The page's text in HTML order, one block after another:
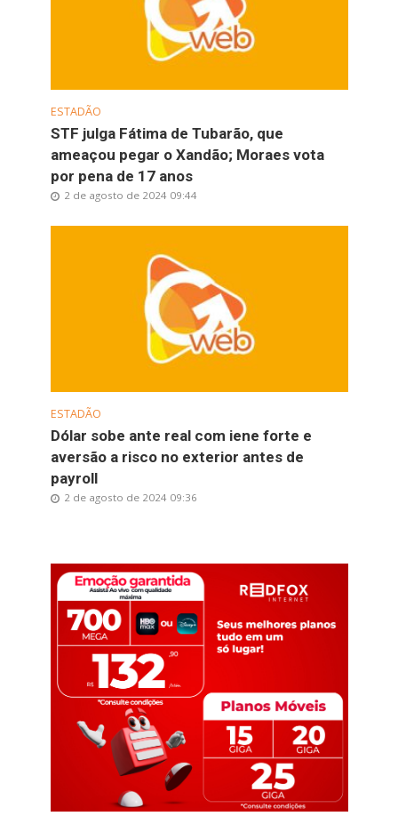
ESTADÃO
STF julga Fátima de Tubarão, que
ameaçou pegar o Xandão; Moraes vota
por pena de 17 anos
2 de agosto de 2024 09:44
ESTADÃO
Dólar sobe ante real com iene forte e
aversão a risco no exterior antes de
payroll
2 de agosto de 2024 09:36